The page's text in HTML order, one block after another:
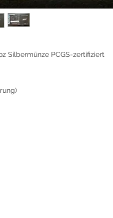
Silbermünze PCGS-zertifiziert